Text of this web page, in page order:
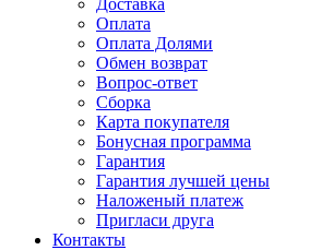
Доставка
Оплата
Оплата Долями
Обмен возврат
Вопрос-ответ
Сборка
Карта покупателя
Бонусная программа
Гарантия
Гарантия лучшей цены
Наложеный платеж
Пригласи друга
Контакты